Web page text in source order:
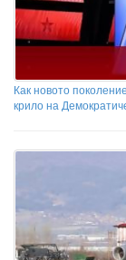
Как новото
крило на